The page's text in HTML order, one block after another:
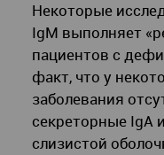
Некоторые
IgM выполняет
пациентов с
факт, что у
заболевания
секреторные IgA
слизистой